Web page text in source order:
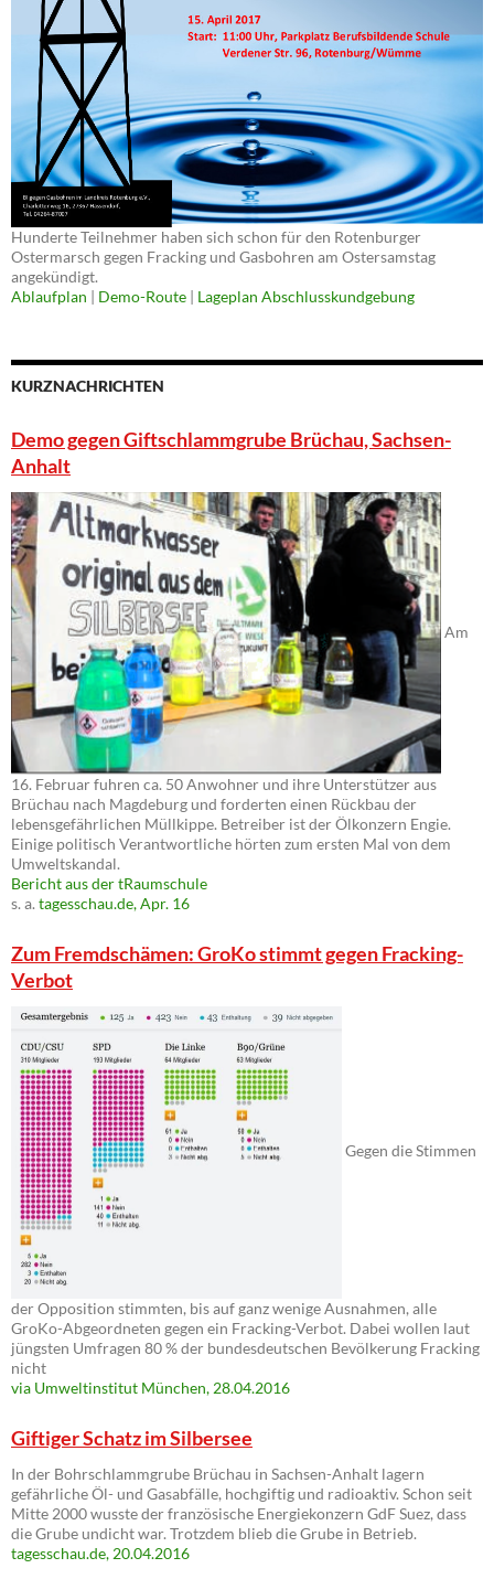
Hunderte Teilnehmer haben sich schon für den Rotenburger
Ostermarsch gegen Fracking und Gasbohren am Ostersamstag
angekündigt.
Ablaufplan | Demo-Route | Lageplan Abschlusskundgebung
KURZNACHRICHTEN
Demo gegen Giftschlammgrube Brüchau, Sachsen-
Anhalt
Am
16. Februar fuhren ca. 50 Anwohner und ihre Unterstützer aus
Brüchau nach Magdeburg und forderten einen Rückbau der
lebensgefährlichen Müllkippe. Betreiber ist der Ölkonzern Engie.
Einige politisch Verantwortliche hörten zum ersten Mal von dem
Umweltskandal.
Bericht aus der tRaumschule
s. a. tagesschau.de, Apr. 16
Zum Fremdschämen: GroKo stimmt gegen Fracking-
Verbot
Gegen die Stimmen
der Opposition stimmten, bis auf ganz wenige Ausnahmen, alle
GroKo-Abgeordneten gegen ein Fracking-Verbot. Dabei wollen laut
jüngsten Umfragen 80 % der bundesdeutschen Bevölkerung Fracking
nicht
via Umweltinstitut München, 28.04.2016
Giftiger Schatz im Silbersee
In der Bohrschlammgrube Brüchau in Sachsen-Anhalt lagern
gefährliche Öl- und Gasabfälle, hochgiftig und radioaktiv. Schon seit
Mitte 2000 wusste der französische Energiekonzern GdF Suez, dass
die Grube undicht war. Trotzdem blieb die Grube in Betrieb.
tagesschau.de, 20.04.2016